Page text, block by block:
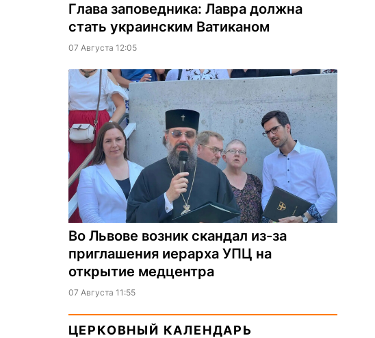
Глава заповедника: Лавра должна
стать украинским Ватиканом
07 Августа 12:05
Во Львове возник скандал из-за
приглашения иерарха УПЦ на
открытие медцентра
07 Августа 11:55
ЦЕРКОВНЫЙ КАЛЕНДАРЬ